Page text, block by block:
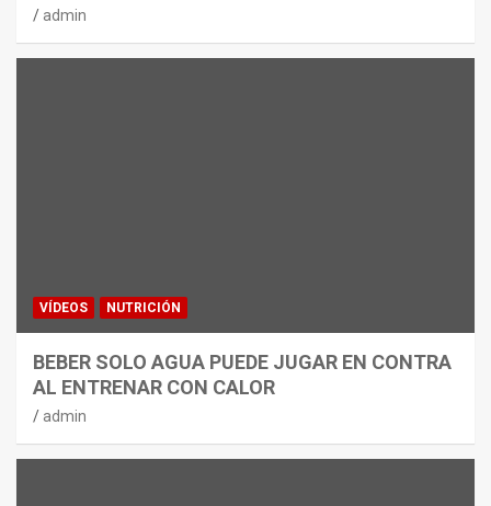
admin
VÍDEOS NUTRICIÓN
BEBER SOLO AGUA PUEDE JUGAR EN CONTRA
AL ENTRENAR CON CALOR
admin